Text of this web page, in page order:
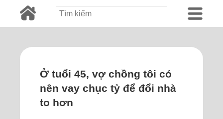
Ở tuổi 45, vợ chồng tôi có
nên vay chục tỷ để đổi nhà
to hơn